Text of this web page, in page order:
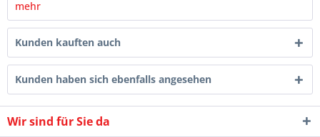
mehr
Kunden kauften auch
Kunden haben sich ebenfalls angesehen
Wir sind für Sie da